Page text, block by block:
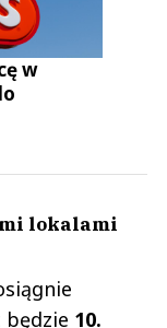
w
lokalami
10.